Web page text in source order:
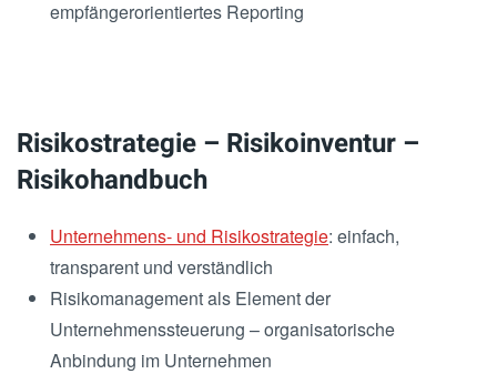
empfängerorientiertes Reporting
Risikostrategie – Risikoinventur –
Risikohandbuch
Unternehmens- und Risikostrategie: einfach,
transparent und verständlich
Risikomanagement als Element der
Unternehmenssteuerung – organisatorische
Anbindung im Unternehmen